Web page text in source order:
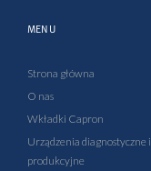
e
b
o
k
-
f
MENU
Strona główna
O nas
Wkładki Capron
Urządzenia diagnostyczne i
produkcyjne